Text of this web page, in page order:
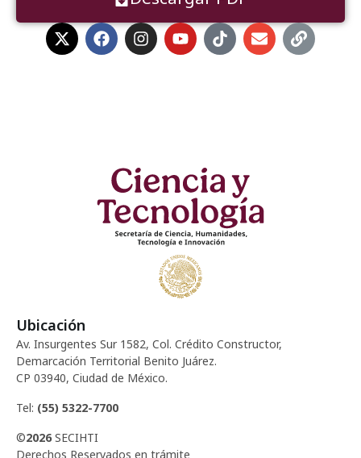
Ubicación
Av. Insurgentes Sur 1582, Col. Crédito Constructor,
Demarcación Territorial Benito Juárez.
CP 03940, Ciudad de México.
Tel: (55) 5322-7700
©2026 SECIHTI
Derechos Reservados en trámite